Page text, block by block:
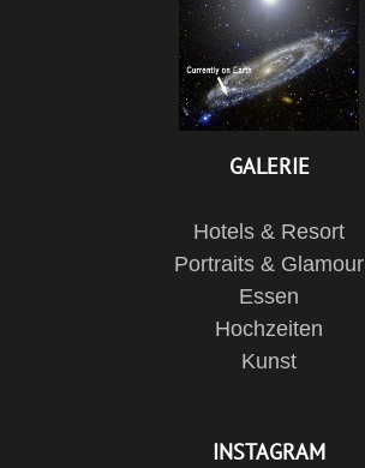
GALERIE
Hotels & Resort
Portraits & Glamour
Essen
Hochzeiten
Kunst
INSTAGRAM